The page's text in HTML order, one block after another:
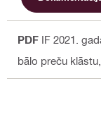
PDF IF 2021.
bālo preču klāstu